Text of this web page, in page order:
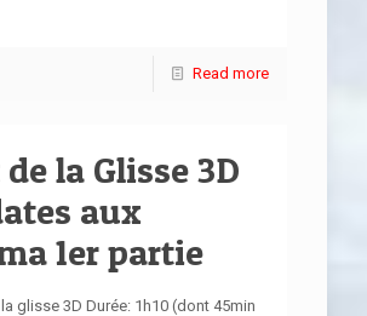
Read more
la Glisse 3D
aux
1er partie
glisse 3D Durée: 1h10 (dont 45min